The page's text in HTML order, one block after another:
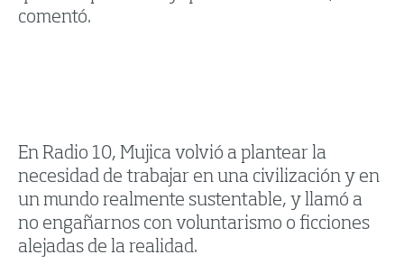
comentó.
En Radio 10, Mujica volvió a plantear la
necesidad de trabajar en una civilización y en
un mundo realmente sustentable, y llamó a
no engañarnos con voluntarismo o ficciones
alejadas de la realidad.